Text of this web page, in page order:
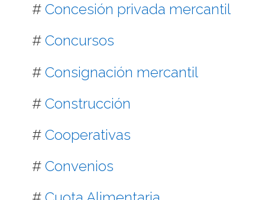
# Concesión privada mercantil
# Concursos
# Consignación mercantil
# Construcción
# Cooperativas
# Convenios